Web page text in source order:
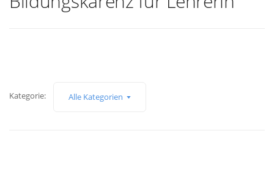
Kategorie: Alle Kategorien